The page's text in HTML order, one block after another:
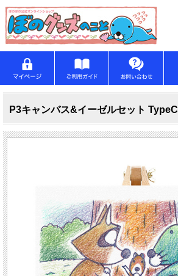
P3キャンバス&イーゼルセット TypeC